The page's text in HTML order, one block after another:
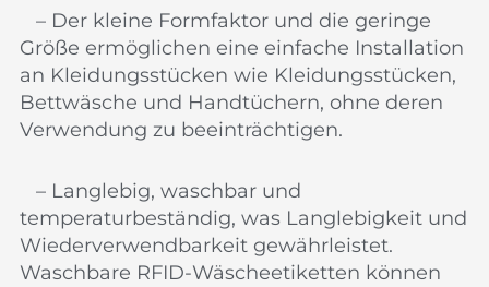
– Der kleine Formfaktor und die geringe
Größe ermöglichen eine einfache Installation
an Kleidungsstücken wie Kleidungsstücken,
Bettwäsche und Handtüchern, ohne deren
Verwendung zu beeinträchtigen.
– Langlebig, waschbar und
temperaturbeständig, was Langlebigkeit und
Wiederverwendbarkeit gewährleistet.
Waschbare RFID-Wäscheetiketten können